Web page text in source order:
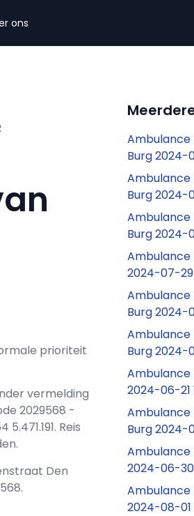
ons
prioriteit
vermelding
2029568 -
Reis
Den
Ambulance
Burg 2024-
Ambulance
Burg 2024-
Ambulance
Burg 2024-
Ambulance
2024-07-29
Ambulance
Burg 2024-
Ambulance
Burg 2024-
Ambulance
2024-06-21
Ambulance
Burg 2024-
Ambulance
2024-06-30
Ambulance
2024-08-01